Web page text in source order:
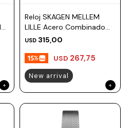
Reloj SKAGEN MELLEM
LILLE Acero Combinado
Esfera 28mm
USD 315,00
USD 267,75
New arrival